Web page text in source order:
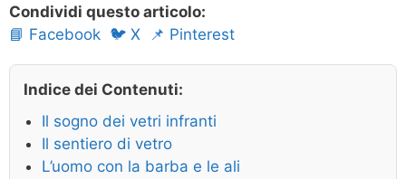
Condividi questo articolo:
📘 Facebook 🐦 X 📌 Pinterest
Indice dei Contenuti:
Il sogno dei vetri infranti
Il sentiero di vetro
L’uomo con la barba e le ali